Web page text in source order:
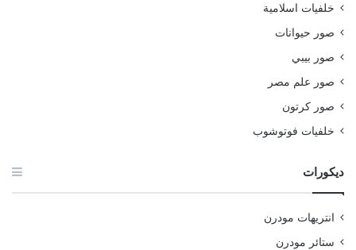
خلفيات اسلامية
صور حيوانات
صور بيبي
صور علم مصر
صور كرتون
خلفيات فوتوشوب
ديكورات
انتريهات مودرن
ستائر مودرن